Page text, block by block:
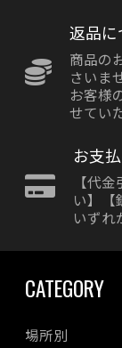
返品に
商品の
さいま
お客様
せてい
お支
【代
い】【
いずれ
CATEGORY
場所別